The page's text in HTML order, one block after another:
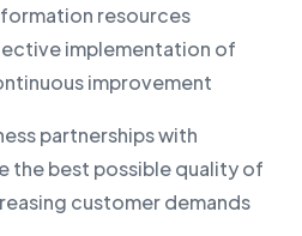
resources
implementation of
improvement
partnerships with
the best possible quality of
customer demands